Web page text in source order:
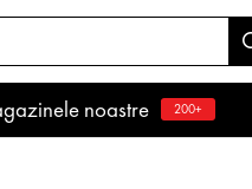
noastre 200+